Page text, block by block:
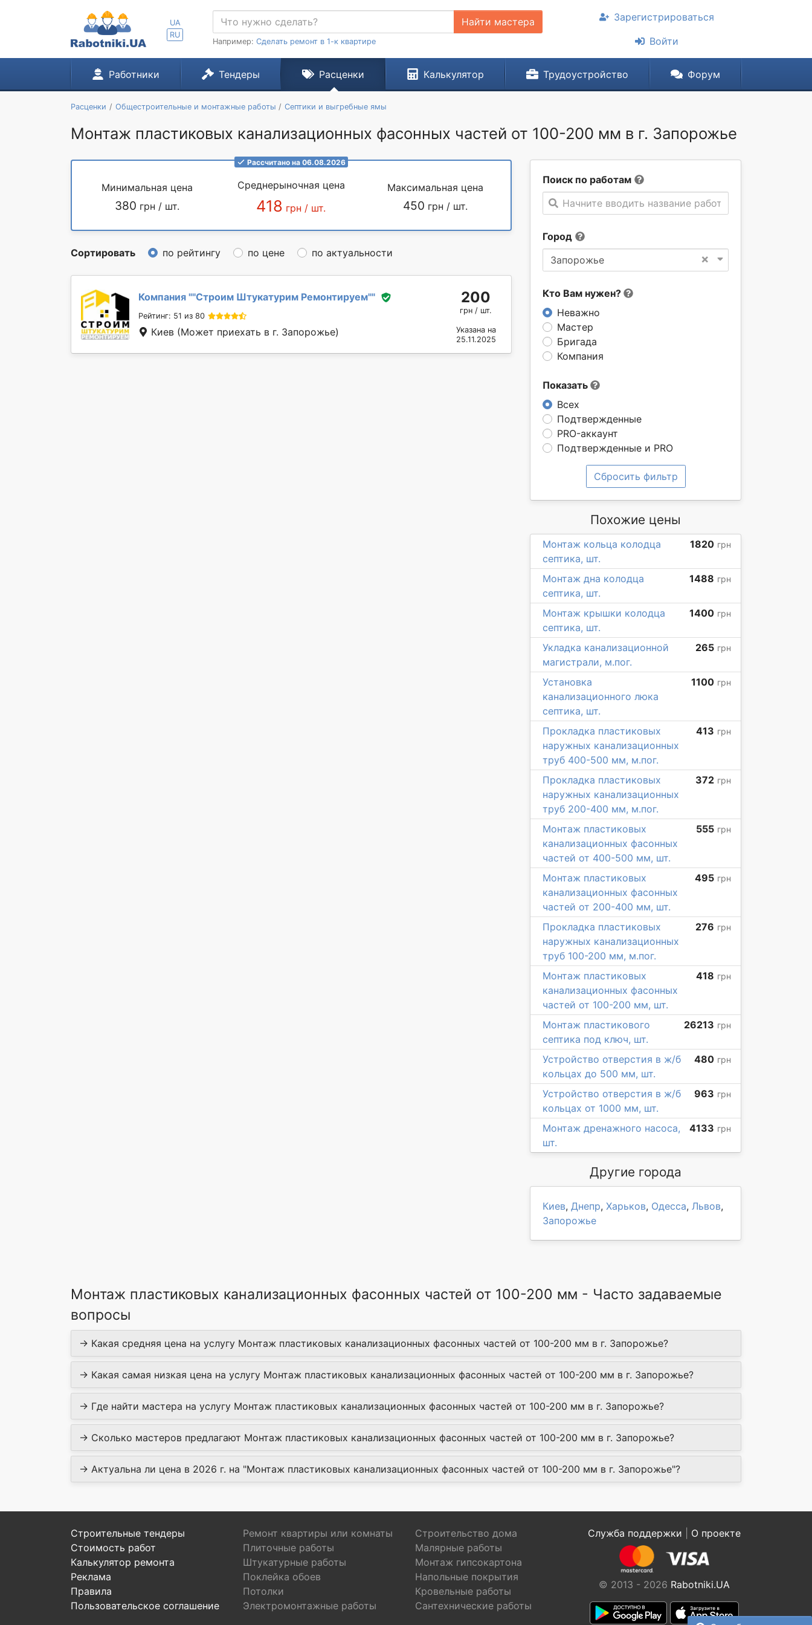
UA
RU
Найти мастера
Например: Сделать ремонт в 1-к квартире
Зарегистрироваться
Войти
Работники Тендеры Расценки Калькулятор Трудоустройство Форум
Расценки Общестроительные и монтажные работы Септики и выгребные ямы
Монтаж пластиковых канализационных фасонных частей от 100-200 мм в г. Запорожье
Поиск по работам
Начните вводить название работы
Город
×
Запорожье
Кто Вам нужен?
Неважно
Мастер
Бригада
Компания
Показать
Всех
Подтвержденные
PRO-аккаунт
Подтвержденные и PRO
Сбросить фильтр
Рассчитано на 06.08.2026
Минимальная цена
380 грн / шт.
Среднерыночная цена
418 грн / шт.
Максимальная цена
450 грн / шт.
Сортировать по рейтингу по цене по актуальности
Компания "''Строим Штукатурим Ремонтируем''"
Рейтинг: 51 из 80
Киев (Может приехать в г. Запорожье)
200
грн / шт.
Указана на
25.11.2025
Похожие цены
Монтаж кольца колодца
септика, шт.
1820 грн
Монтаж дна колодца
септика, шт.
1488 грн
Монтаж крышки колодца
септика, шт.
1400 грн
Укладка канализационной
магистрали, м.пог.
265 грн
Установка
канализационного люка
септика, шт.
1100 грн
Прокладка пластиковых
наружных канализационных
труб 400-500 мм, м.пог.
413 грн
Прокладка пластиковых
наружных канализационных
труб 200-400 мм, м.пог.
372 грн
Монтаж пластиковых
канализационных фасонных
частей от 400-500 мм, шт.
555 грн
Монтаж пластиковых
канализационных фасонных
частей от 200-400 мм, шт.
495 грн
Прокладка пластиковых
наружных канализационных
труб 100-200 мм, м.пог.
276 грн
Монтаж пластиковых
канализационных фасонных
частей от 100-200 мм, шт.
418 грн
Монтаж пластикового
септика под ключ, шт.
26213 грн
Устройство отверстия в ж/б
кольцах до 500 мм, шт.
480 грн
Устройство отверстия в ж/б
кольцах от 1000 мм, шт.
963 грн
Монтаж дренажного насоса,
шт.
4133 грн
Другие города
Киев, Днепр, Харьков, Одесса, Львов,
Запорожье
Монтаж пластиковых канализационных фасонных частей от 100-200 мм - Часто задаваемые
вопросы
→ Какая средняя цена на услугу Монтаж пластиковых канализационных фасонных частей от 100-200 мм в г. Запорожье?
→ Какая самая низкая цена на услугу Монтаж пластиковых канализационных фасонных частей от 100-200 мм в г. Запорожье?
→ Где найти мастера на услугу Монтаж пластиковых канализационных фасонных частей от 100-200 мм в г. Запорожье?
→ Сколько мастеров предлагают Монтаж пластиковых канализационных фасонных частей от 100-200 мм в г. Запорожье?
→ Актуальна ли цена в 2026 г. на "Монтаж пластиковых канализационных фасонных частей от 100-200 мм в г. Запорожье"?
Строительные тендеры
Стоимость работ
Калькулятор ремонта
Реклама
Правила
Пользовательское соглашение
Ремонт квартиры или комнаты
Строительство дома
Плиточные работы
Малярные работы
Штукатурные работы
Монтаж гипсокартона
Поклейка обоев
Напольные покрытия
Потолки
Кровельные работы
Электромонтажные работы
Сантехнические работы
Служба поддержки О проекте
© 2013 - 2026 Rabotniki.UA